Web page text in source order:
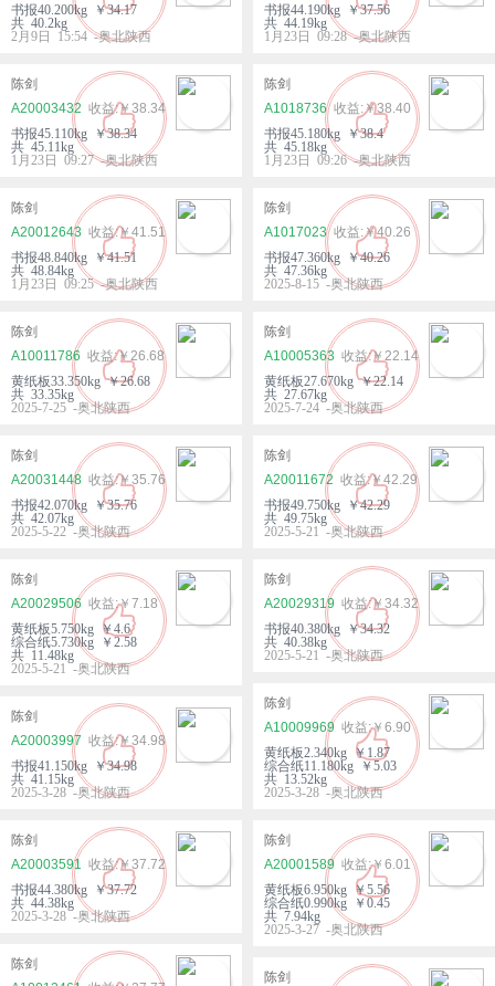
书报40.200kg ￥34.17
共 40.2kg
2月9日 15:54 -奥北陕西
书报44.190kg ￥37.56
共 44.19kg
1月23日 09:28 -奥北陕西
陈剑
A20003432
￥38.34
书报45.110kg ￥38.34
共 45.11kg
1月23日 09:27 -奥北陕西
陈剑
A1018736
￥38.40
书报45.180kg ￥38.4
共 45.18kg
1月23日 09:26 -奥北陕西
陈剑
A20012643
￥41.51
书报48.840kg ￥41.51
共 48.84kg
1月23日 09:25 -奥北陕西
陈剑
A1017023
￥40.26
书报47.360kg ￥40.26
共 47.36kg
2025-8-15 -奥北陕西
陈剑
A10011786
￥26.68
黄纸板33.350kg ￥26.68
共 33.35kg
2025-7-25 -奥北陕西
陈剑
A10005363
￥22.14
黄纸板27.670kg ￥22.14
共 27.67kg
2025-7-24 -奥北陕西
陈剑
A20031448
￥35.76
书报42.070kg ￥35.76
共 42.07kg
2025-5-22 -奥北陕西
陈剑
A20011672
￥42.29
书报49.750kg ￥42.29
共 49.75kg
2025-5-21 -奥北陕西
陈剑
A20029506
￥7.18
黄纸板5.750kg ￥4.6
综合纸5.730kg ￥2.58
共 11.48kg
2025-5-21 -奥北陕西
陈剑
A20029319
￥34.32
书报40.380kg ￥34.32
共 40.38kg
2025-5-21 -奥北陕西
陈剑
A10009969
￥6.90
黄纸板2.340kg ￥1.87
综合纸11.180kg ￥5.03
共 13.52kg
2025-3-28 -奥北陕西
陈剑
A20003997
￥34.98
书报41.150kg ￥34.98
共 41.15kg
2025-3-28 -奥北陕西
陈剑
A20003591
￥37.72
书报44.380kg ￥37.72
共 44.38kg
2025-3-28 -奥北陕西
陈剑
A20001589
￥6.01
黄纸板6.950kg ￥5.56
综合纸0.990kg ￥0.45
共 7.94kg
2025-3-27 -奥北陕西
陈剑
陈剑